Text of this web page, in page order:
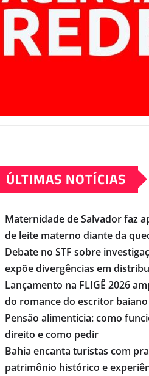
ÚLTIMAS NOTÍCIAS
Maternidade de Salvador faz
de leite materno diante da
Debate no STF sobre
expõe divergências em
Lançamento na FLIGÊ 2026
do romance do escritor baiano
Pensão alimentícia: como
direito e como pedir
Bahia encanta turistas com
patrimônio histórico e